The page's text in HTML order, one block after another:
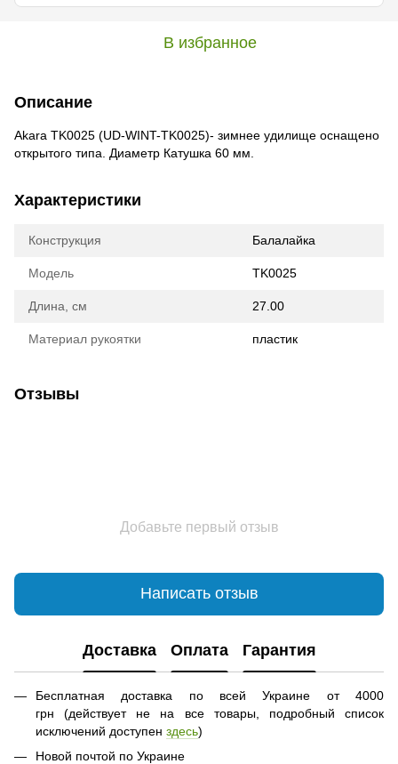
В избранное
Описание
Akara TK0025 (UD-WINT-TK0025)- зимнее удилище оснащено
открытого типа. Диаметр Катушка 60 мм.
Характеристики
Конструкция Балалайка
Модель TK0025
Длина, см 27.00
Материал рукоятки пластик
Отзывы
Добавьте первый отзыв
Написать отзыв
Доставка Оплата Гарантия
Бесплатная доставка по всей Украине от 4000
грн (действует не на все товары, подробный список
исключений доступен здесь)
Новой почтой по Украине